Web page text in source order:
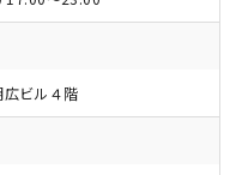
ビル４階